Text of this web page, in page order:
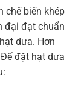
chế biến khép
đại đạt chuẩn
dưa. Hơn
đặt hạt dưa